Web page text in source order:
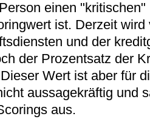
einen
ist. Derzeit wird
und der
der Prozentsatz der
Wert ist aber für
aussagekräftig und
aus.